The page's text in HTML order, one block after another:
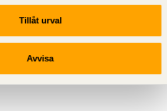
Tillåt urval
Avvisa
svensk sågverksindustri
och förpackningsindustri samt